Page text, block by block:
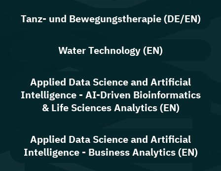
Tanz- und Bewegungstherapie (DE/EN)
Water Technology (EN)
Applied Data Science and Artificial
Intelligence - AI-Driven Bioinformatics
& Life Sciences Analytics (EN)
Applied Data Science and Artificial
Intelligence - Business Analytics (EN)